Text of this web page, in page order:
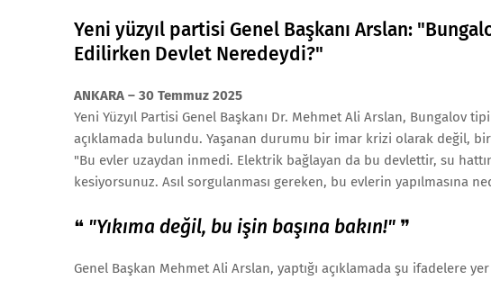
Yeni yüzyıl partisi Genel Başkanı Arslan:
Edilirken Devlet Neredeydi?"
ANKARA – 30 Temmuz 2025
Yeni Yüzyıl Partisi Genel Başkanı Dr. Mehmet Ali Arslan, Bungalov
açıklamada bulundu. Yaşanan durumu bir imar krizi olarak değil,
"Bu evler uzaydan inmedi. Elektrik bağlayan da bu devlettir, su
kesiyorsunuz. Asıl sorgulanması gereken, bu evlerin yapılmasına
❝ "Yıkıma değil, bu işin başına bakın!" ❞
Genel Başkan Mehmet Ali Arslan, yaptığı açıklamada şu ifadelere